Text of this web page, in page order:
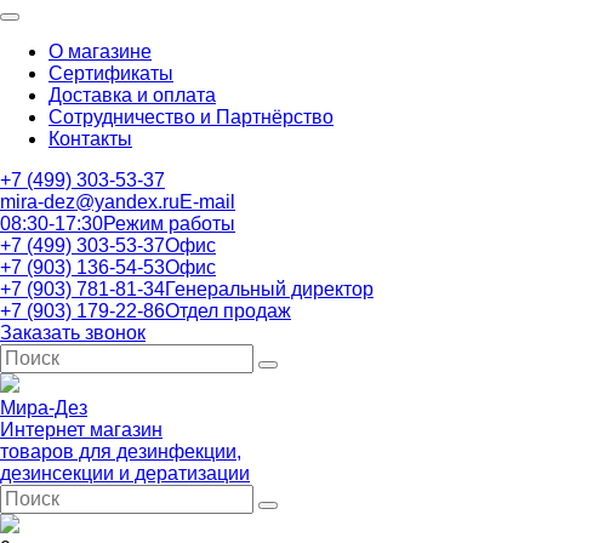
О магазине
Сертификаты
Доставка и оплата
Сотрудничество и Партнёрство
Контакты
+7 (499) 303-53-37
mira-dez@yandex.ruE-mail
08:30-17:30Режим работы
+7 (499) 303-53-37Офис
+7 (903) 136-54-53Офис
+7 (903) 781-81-34Генеральный директор
+7 (903) 179-22-86Отдел продаж
Заказать звонок
Мира-Дез
Интернет магазин
товаров для дезинфекции,
дезинсекции и дератизации